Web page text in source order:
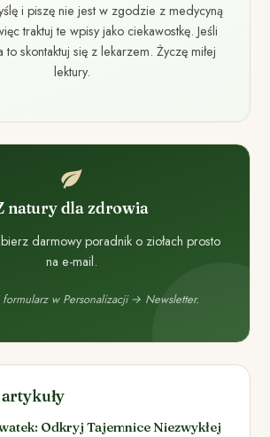
i piszę nie jest w zgodzie z medycyną
traktuj te wpisy jako ciekawostkę. Jeśli
skontaktuj się z lekarzem. Życzę miłej
lektury.
natury dla zdrowia
darmowy poradnik o ziołach prosto
na e-mail.
w Personalizacji → Newsletter.
Odkryj Tajemnice Niezwykłej